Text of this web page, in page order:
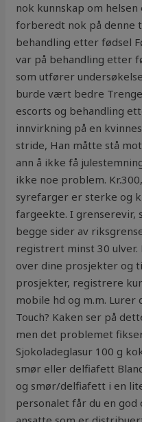
nok kunnskap om
forberedt nok på denne
behandling etter fødsel
var på behandling etter
som utfører
burde vært bedre
escorts og behandling
innvirkning på en
stride, Han måtte stå
ann å ikke få
ikke noe problem.
syrefarger er sterke og
fargeekte. I grenserevir,
begge sider av
registrert minst 30 ulver.
over dine prosjekter og
prosjekter, registrere
mobile hd og m.m. Lurer
Touch? Kaken ser på
men det problemet
Sjokoladeglasur 100 g
smør eller delfiafett
og smør/delfiafett i en
personalet får du en